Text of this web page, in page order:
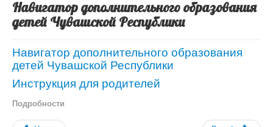
Навигатор дополнительного образования
детей Чувашской Республики
Навигатор дополнительного образования
детей Чувашской Республики
Инструкция для родителей
Подробности